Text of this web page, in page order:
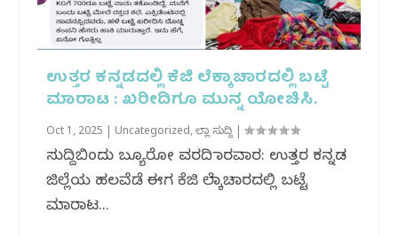
ಉತ್ತರ ಕನ್ನಡದಲ್ಲಿ ಕೆಜಿ ಲೆಕ್ಕಾಚಾರದಲ್ಲಿ ಬಟ್ಟೆ
ಮಾರಾಟ : ಖರೀದಿಗೂ‌ ಮುನ್ನ ಯೋಚಿಸಿ.
Oct 1, 2025 Uncategorized,ಜಿಲ್ಲಾ ಸುದ್ದಿ |
ಸುದ್ದಿಬಿಂದು ಬ್ಯೂರೋ ವರದಿ ಕಾರವಾರ: ಉತ್ತರ ಕನ್ನಡ
ಜಿಲ್ಲೆಯ ಹಲವೆಡೆ ಈಗ ಕೆಜಿ ಲೆಕ್ಕಾಚಾರದಲ್ಲಿ ಬಟ್ಟೆ
ಮಾರಾಟ...